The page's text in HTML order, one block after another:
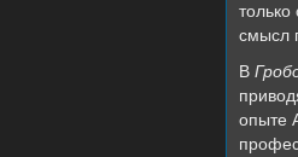
смысл
В
опыте